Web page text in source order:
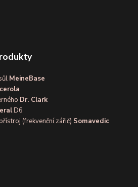
MeineBase
Dr. Clark
D6
(frekvenční zářič) Somavedic